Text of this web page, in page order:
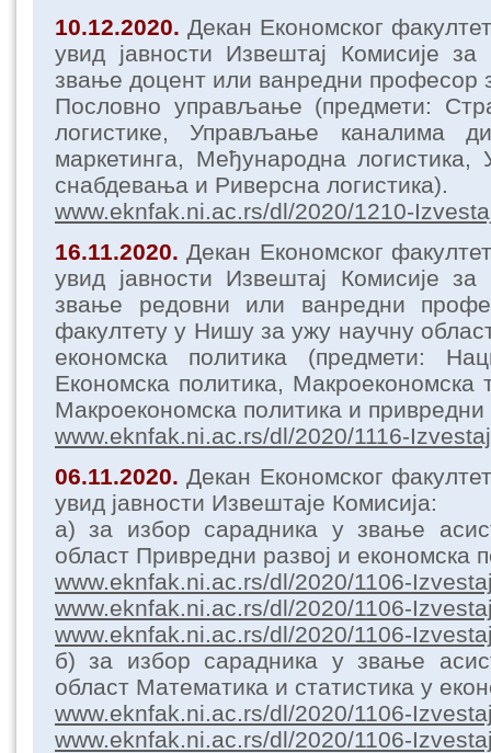
10.12.2020. Декан Економског
увид јавности Извештај Комисије
звање доцент или ванредни професор
Пословно управљање (предмети:
логистике, Управљање каналима
маркетинга, Међународна
снабдевања и Риверсна логистика).
www.eknfak.ni.ac.rs/dl/2020/1210-
16.11.2020. Декан Економског
увид јавности Извештај Комисије
звање редовни или ванредни
факултету у Нишу за ужу научну
економска политика (предмети:
Економска политика, Макроекономска
Макроекономска политика и привредни
www.eknfak.ni.ac.rs/dl/2020/1116-
06.11.2020. Декан Економског
увид јавности Извештаје Комисија:
а) за избор сарадника у звање
област Привредни развој и економска
www.eknfak.ni.ac.rs/dl/2020/1106-
www.eknfak.ni.ac.rs/dl/2020/1106-
www.eknfak.ni.ac.rs/dl/2020/1106-
б) за избор сарадника у звање
област Математика и статистика у
www.eknfak.ni.ac.rs/dl/2020/1106-
www.eknfak.ni.ac.rs/dl/2020/1106-